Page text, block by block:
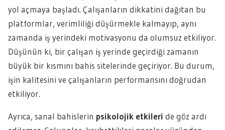
yol açmaya başladı. Çalışanların dikkatini dağıtan bu
platformlar, verimliliği düşürmekle kalmayıp, aynı
zamanda iş yerindeki motivasyonu da olumsuz etkiliyor.
Düşünün ki, bir çalışan iş yerinde geçirdiği zamanın
büyük bir kısmını bahis sitelerinde geçiriyor. Bu durum,
işin kalitesini ve çalışanların performansını doğrudan
etkiliyor.
Ayrıca, sanal bahislerin psikolojik etkileri de göz ardı